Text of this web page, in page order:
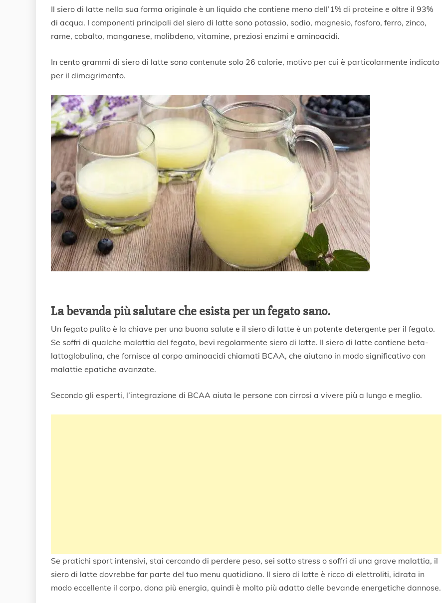
Il siero di latte nella sua forma originale è un liquido che contiene meno dell’1% di proteine ​​e oltre il 93%
di acqua. I componenti principali del siero di latte sono potassio, sodio, magnesio, fosforo, ferro, zinco,
rame, cobalto, manganese, molibdeno, vitamine, preziosi enzimi e aminoacidi.
In cento grammi di siero di latte sono contenute solo 26 calorie, motivo per cui è particolarmente indicato
per il dimagrimento.
La bevanda più salutare che esista per un fegato sano.
Un fegato pulito è la chiave per una buona salute e il siero di latte è un potente detergente per il fegato.
Se soffri di qualche malattia del fegato, bevi regolarmente siero di latte. Il siero di latte contiene beta-
lattoglobulina, che fornisce al corpo aminoacidi chiamati BCAA, che aiutano in modo significativo con
malattie epatiche avanzate.
Secondo gli esperti, l’integrazione di BCAA aiuta le persone con cirrosi a vivere più a lungo e meglio.
Se pratichi sport intensivi, stai cercando di perdere peso, sei sotto stress o soffri di una grave malattia, il
siero di latte dovrebbe far parte del tuo menu quotidiano. Il siero di latte è ricco di elettroliti, idrata in
modo eccellente il corpo, dona più energia, quindi è molto più adatto delle bevande energetiche dannose.